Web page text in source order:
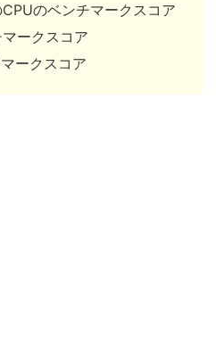
のベンチマークスコア
ークスコア
ークスコア